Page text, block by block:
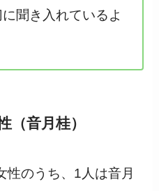
聞き入れているよ
（音月桂）
性のうち、1人は音月